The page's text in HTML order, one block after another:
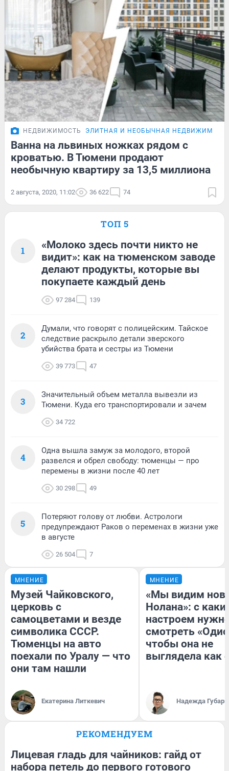
НЕДВИЖИМОСТЬ ЭЛИТНАЯ И НЕОБЫЧНАЯ
Ванна на львиных ножках рядом с
кроватью. В Тюмени продают
необычную квартиру за 13,5 миллиона
2 августа, 2020, 11:02 36 622 74
ТОП 5
1
«Молоко здесь почти никто не
видит»: как на тюменском заводе
делают продукты, которые вы
покупаете каждый день
97 284 139
2
Думали, что говорят с полицейским. Тайское
следствие раскрыло детали зверского
убийства брата и сестры из Тюмени
39 773 47
3
Значительный объем металла вывезли из
Тюмени. Куда его транспортировали и зачем
34 722
4
Одна вышла замуж за молодого, второй
развелся и обрел свободу: тюменцы — про
перемены в жизни после 40 лет
30 298 49
5
Потеряют голову от любви. Астрологи
предупреждают Раков о переменах в жизни уже
в августе
26 504 7
МНЕНИЕ
Музей Чайковского,
церковь с
самоцветами и везде
символика СССР.
Тюменцы на авто
поехали по Уралу — что
они там нашли
Екатерина Литкевич
МНЕНИЕ
«Мы видим
Нолана»: с
настроем
смотреть
чтобы она не
выглядела как
Надежда Губарь
РЕКОМЕНДУЕМ
Лицевая гладь для чайников: гайд от
набора петель до первого готового